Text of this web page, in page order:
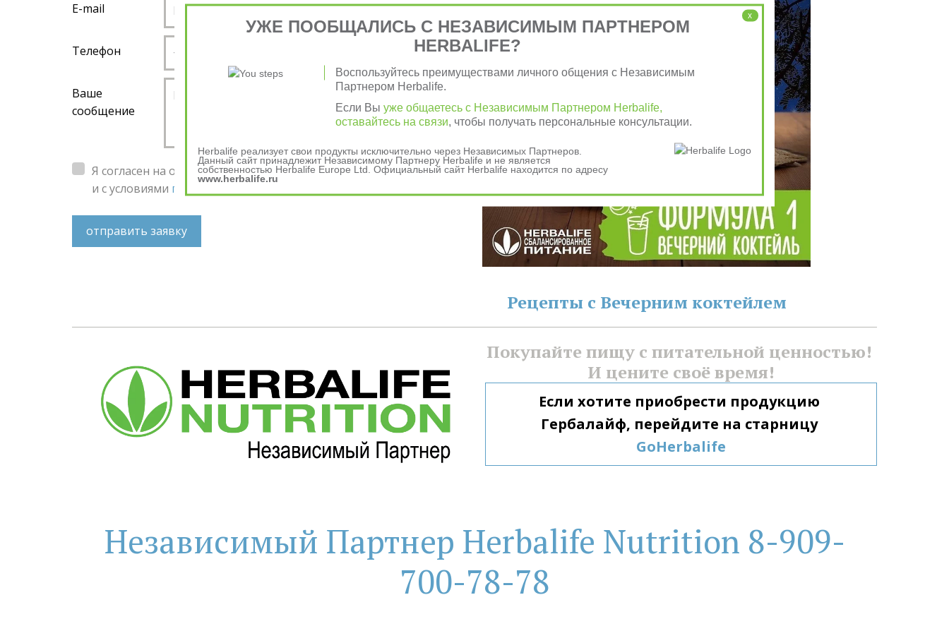
E-mail
Телефон
Ваше
сообщение
*
Я согласен на обработкуперсональных данных
и с условиями пользовательского соглашения
отправить заявку
Рецепты с Вечерним коктейлем
Покупайте пищу с питательной ценностью!
И цените своё время!
Если хотите приобрести продукцию
Гербалайф, перейдите на старницу
GoHerbalife
Независимый Партнер Herbalife Nutrition 8-909-
700-78-78
x
УЖЕ ПООБЩАЛИСЬ С НЕЗАВИСИМЫМ ПАРТНЕРОМ
HERBALIFE?
Воспользуйтесь преимуществами личного общения с Независимым
Партнером Herbalife.
Если Вы уже общаетесь с Независимым Партнером Herbalife,
оставайтесь на связи, чтобы получать персональные консультации.
Herbalife реализует свои продукты исключительно через Независимых Партнеров.
Данный сайт принадлежит Независимому Партнеру Herbalife и не является
собственностью Herbalife Europe Ltd. Официальный сайт Herbalife находится по адресу
www.herbalife.ru